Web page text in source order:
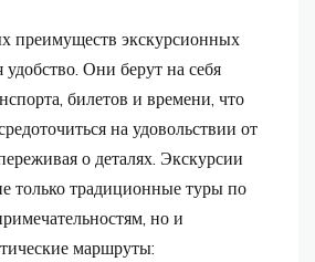
преимуществ экскурсионных
удобство. Они берут на себя
билетов и времени, что
на удовольствии от
о деталях. Экскурсии
только традиционные туры по
но и
маршруты: